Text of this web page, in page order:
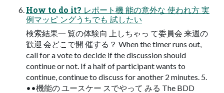
How to do it? レポート機 能の意外な 使われ方 実
例マッピ ングうちでも 試したい
検索結果一 覧の体験向 上しちゃっ て委員会 来週の
歓迎 会どこで開 催する？ When the timer runs out,
call for a vote to decide if the discussion should
continue or not. If a half of participant wants to
continue, continue to discuss for another 2 minutes. 5.
••機能の ユースケー スでやって みる The BDD